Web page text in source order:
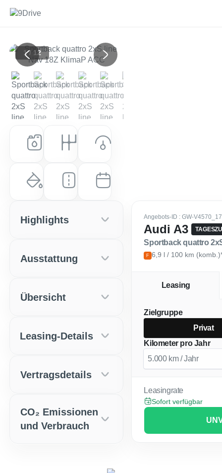
Previous Next
1 / 12
Kraftstoff
Benzin Automatik
Leistung (PS)
204 PS (150 kW)
Farbe
Navarrablau Metallic
Laufleistung
10 km
Erstzulassung
EZ: Juli 2026
Angebots-ID : GW-
Audi A3
Sportback quattro
F 6,9 l / 100 km
Leasing
Zielgruppe
Privat
Kilometer pro Jahr
Leasingrate
Sofort verfügbar
Highlights
Ausstattung
Übersicht
Leasing-Details
Vertragsdetails
CO₂ Emissionen
und Verbrauch